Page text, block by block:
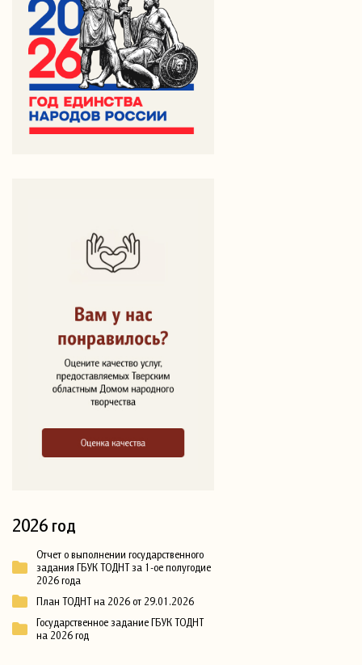
2026 год
Отчет о выполнении государственного
задания ГБУК ТОДНТ за 1-ое полугодие
2026 года
План ТОДНТ на 2026 от 29.01.2026
Государственное задание ГБУК ТОДНТ
на 2026 год